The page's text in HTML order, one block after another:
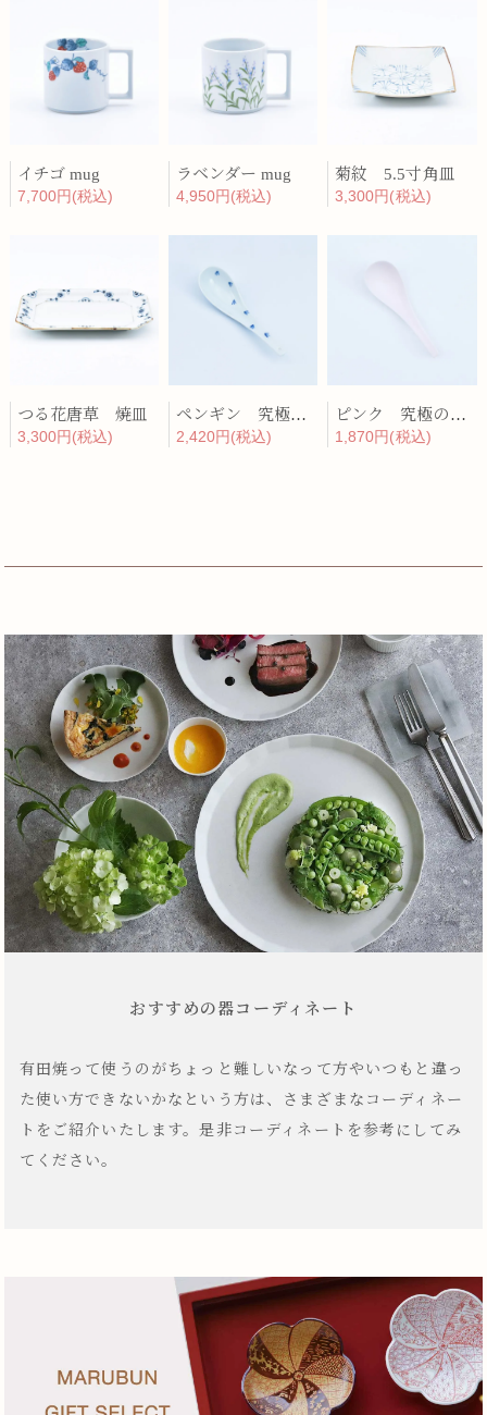
イチゴ mug
7,700円(税込)
ラベンダー mug
4,950円(税込)
菊紋 5.5寸角皿
3,300円(税込)
つる花唐草 焼皿
3,300円(税込)
ペンギン 究極のレンゲ
2,420円(税込)
ピンク 究極のレンゲ
1,870円(税込)
おすすめの器コーディネート
有田焼って使うのがちょっと難しいなって方やいつもと違っ
た使い方できないかなという方は、さまざまなコーディネー
トをご紹介いたします。是非コーディネートを参考にしてみ
てください。